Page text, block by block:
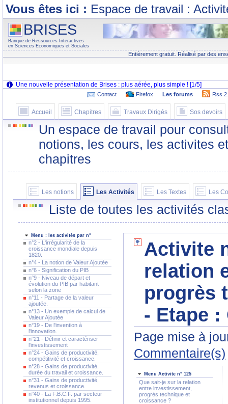
Vous êtes ici : Espace de travail :
BRISES
Banque de Ressources Interactives
en Sciences Economiques et Sociales
Entièrement gratuit. Réalisé par des
Contact Firefox Les forums Rss
Accueil Chapitres Travaux Dirigés Sos devoirs
Un espace de travail pour
notions, les cours, les activites
chapitres
Les notions Les Activités Les Textes Les
Liste de toutes les activités
Menu : les activités par n°
n°2 - L'irrégularité de la
croissance mondiale depuis
1820.
n°4 - La notion de Valeur Ajoutée
n°6 - Signification du PIB
n°9 - Niveau de départ et
évolution du PIB par habitant
selon la zone
n°11 - Partage de la valeur
ajoutée.
n°13 - Un exemple de calcul de
Valeur Ajoutée
n°19 - De l'invention à
l'innovation.
n°21 - Définir et caractériser
l'investissement
n°24 - Gains de productivité,
compétitivité et croissance.
n°28 - Gains de productivité,
durée du travail et croissance.
n°31 - Gains de productivité,
revenus et croissance.
n°40 - La F.B.C.F. par secteur
institutionnel depuis 1995.
Activite
relation
progrès
- Etape :
Page mise à
Commentaire(s)
Menu Activite n° 125
Que sait-je sur la relation
entre investissement,
progrès technique et
croissance ?